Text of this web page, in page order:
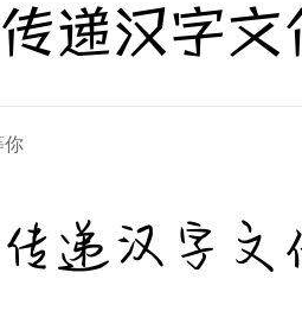
递汉字文
你
递汉字文